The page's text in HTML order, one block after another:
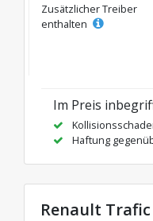
Zusätzlicher Treiber
enthalten
Im Preis
Haftung
Renault